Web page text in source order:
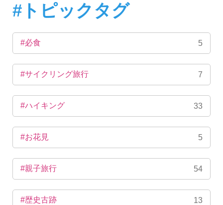
#トピックタグ
#必食 5
#サイクリング旅行 7
#ハイキング 33
#お花見 5
#親子旅行 54
#歴史古跡 13